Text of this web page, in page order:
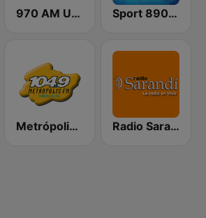
970 AM Universal Sport 890 AM
Metrópolis 104.9 FM Radio Sarandí 690